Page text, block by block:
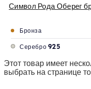
Символ Рода Оберег
Бронза
Серебро 925
Этот товар имеет
выбрать на странице